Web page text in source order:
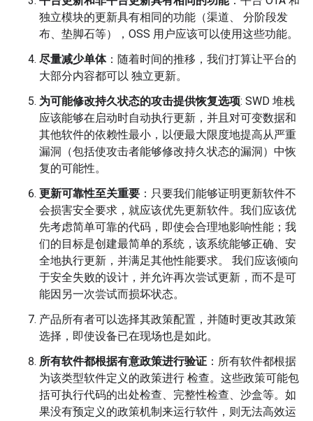
独立模块的更新具有相同的功能（渠道、 分阶段发
布、垫脚石等），OSS 用户应该可以使用这些功能。
尽量减少单体：随着时间的推移，我们打算让平台的
大部分内容都可以 独立更新。
为可能修改持久状态的攻击提供恢复选项: SWD 堆栈
应该能够在启动时自动执行更新，并且对可变数据和
其他软件的依赖性最小，以便最大限度地提高从严重
漏洞（包括使攻击者能够修改持久状态的漏洞）中恢
复的可能性。
更新可靠性至关重要 ：只要我们能够证明更新软件不
会损害安全要求，就应该优先更新软件。我们应该优
先考虑简单可靠的代码，即使会合理地影响性能；我
们的目标是创建最简单的系统，该系统能够正确、安
全地执行更新，并满足其他性能要求。 我们应该倾向
于安全失败的设计，并允许再次尝试更新，而不是可
能因另一次尝试而损坏状态。
产品所有者可以选择其政策配置，并随时更改其政策
选择，即使设备已在现场也是如此。
所有软件都根据有意政策进行验证 ：所有软件都根据
为该类型软件定义的政策进行 检查。这些政策可能包
括可执行代码的出处检查、完整性检查、沙盒等。如
果没有预定义的政策机制来运行软件，则无法高效运